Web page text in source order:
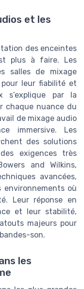
et les
des enceintes
plus à faire. Les
salles de mixage
leur fiabilité et
s’explique par la
chaque nuance du
de mixage audio
immersive. Les
des solutions
exigences très
and Wilkins,
avancées,
environnements où
Leur réponse en
et leur stabilité,
majeurs pour
son.
les